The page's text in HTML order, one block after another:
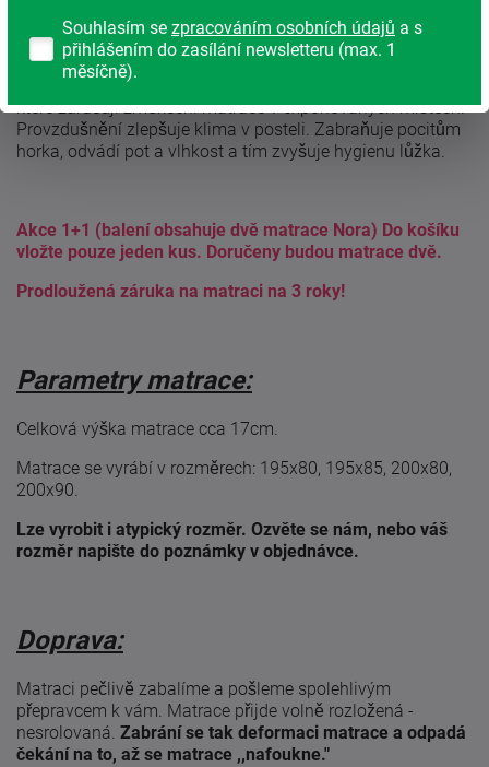
Provzdušnění:
Střed jádra matrace je provzdušněn příčnými průduchy,
které zaručují změkčení matrace v exponovaných místech.
Provzdušnění zlepšuje klima v posteli. Zabraňuje pocitům
horka, odvádí pot a vlhkost a tím zvyšuje hygienu lůžka.
Akce 1+1 (balení obsahuje dvě matrace Nora) Do košíku
vložte pouze jeden kus. Doručeny budou matrace dvě.
Prodloužená záruka na matraci na 3 roky!
Parametry matrace:
Celková výška matrace cca 17cm.
Matrace se vyrábí v rozměrech: 195x80, 195x85, 200x80,
200x90.
Lze vyrobit i atypický rozměr. Ozvěte se nám, nebo váš
rozměr napište do poznámky v objednávce.
Doprava:
Matraci pečlivě zabalíme a pošleme spolehlivým
přepravcem k vám. Matrace přijde volně rozložená -
nesrolovaná. Zabrání se tak deformaci matrace a odpadá
čekání na to, až se matrace ,,nafoukne."
Souhlasím se zpracováním osobních údajů a s
přihlášením do zasílání newsletteru (max. 1
měsíčně).